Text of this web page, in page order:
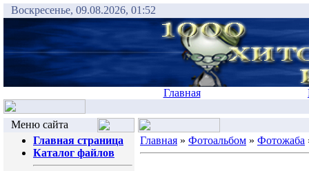
Воскресенье, 09.08.2026, 01:52
Главная
Меню сайта
Главная страница
Каталог файлов
Главная » Фотоальбом » Фотожаба